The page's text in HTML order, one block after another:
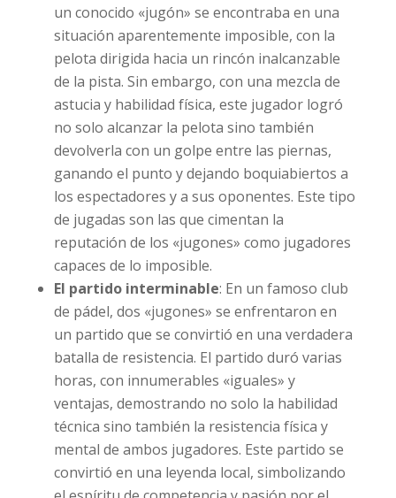
un conocido «jugón» se encontraba en una
situación aparentemente imposible, con la
pelota dirigida hacia un rincón inalcanzable
de la pista. Sin embargo, con una mezcla de
astucia y habilidad física, este jugador logró
no solo alcanzar la pelota sino también
devolverla con un golpe entre las piernas,
ganando el punto y dejando boquiabiertos a
los espectadores y a sus oponentes. Este tipo
de jugadas son las que cimentan la
reputación de los «jugones» como jugadores
capaces de lo imposible.
El partido interminable: En un famoso club
de pádel, dos «jugones» se enfrentaron en
un partido que se convirtió en una verdadera
batalla de resistencia. El partido duró varias
horas, con innumerables «iguales» y
ventajas, demostrando no solo la habilidad
técnica sino también la resistencia física y
mental de ambos jugadores. Este partido se
convirtió en una leyenda local, simbolizando